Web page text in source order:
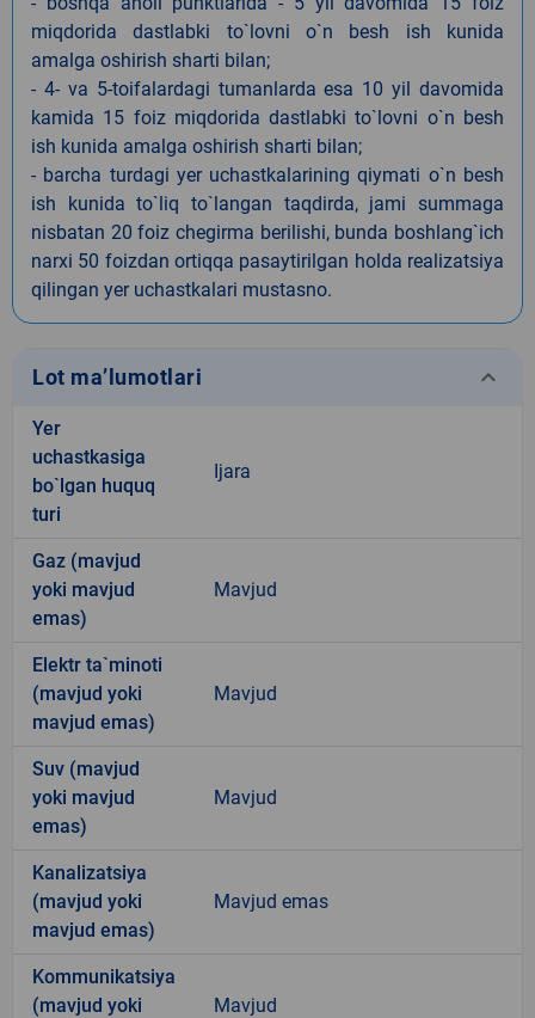
miqdorida dastlabki to`lovni o`n besh ish kunida
amalga oshirish sharti bilan;
- 4- va 5-toifalardagi tumanlarda esa 10 yil davomida
kamida 15 foiz miqdorida dastlabki to`lovni o`n besh
ish kunida amalga oshirish sharti bilan;
- barcha turdagi yer uchastkalarining qiymati o`n besh
ish kunida to`liq to`langan taqdirda, jami summaga
nisbatan 20 foiz chegirma berilishi, bunda boshlang`ich
narxi 50 foizdan ortiqqa pasaytirilgan holda realizatsiya
qilingan yer uchastkalari mustasno.
Lot ma’lumotlari keyboard_arrow_down
Yer
uchastkasiga
bo`lgan huquq
turi
Ijara
Gaz (mavjud
yoki mavjud
emas)
Mavjud
Elektr ta`minoti
(mavjud yoki
mavjud emas)
Mavjud
Suv (mavjud
yoki mavjud
emas)
Mavjud
Kanalizatsiya
(mavjud yoki
mavjud emas)
Mavjud emas
Kommunikatsiya
(mavjud yoki
Mavjud